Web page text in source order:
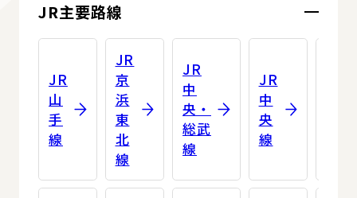
JR主要路線
JR
山
手
線
JR
京
浜
東
北
線
JR
中
央・
総武
線
JR
中
央
線